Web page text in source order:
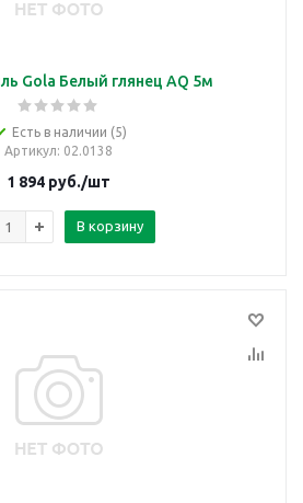
Gola Белый глянец AQ 5м
Есть в наличии (5)
Артикул: 02.0138
1 894 руб./шт
В корзину